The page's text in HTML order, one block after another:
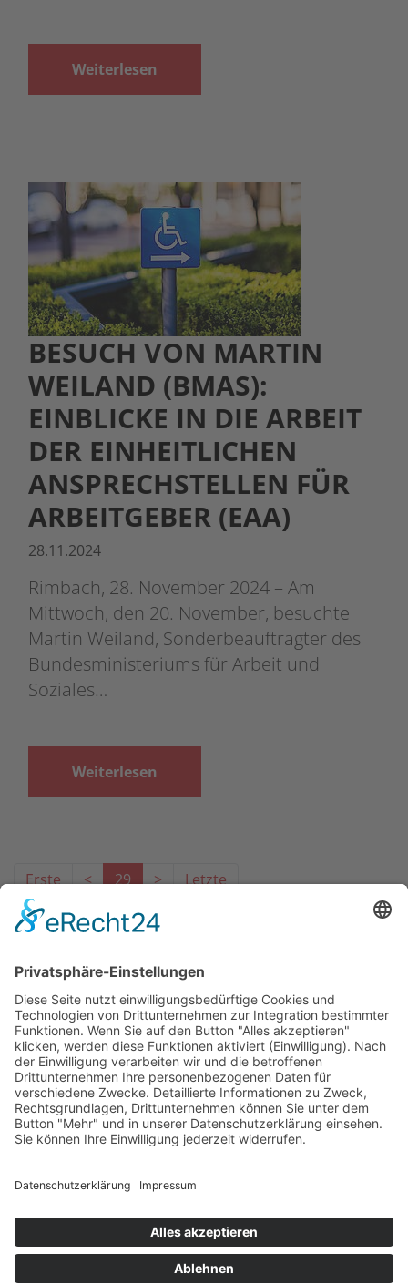
Weiterlesen
BESUCH VON MARTIN
WEILAND (BMAS):
EINBLICKE IN DIE ARBEIT
DER EINHEITLICHEN
ANSPRECHSTELLEN FÜR
ARBEITGEBER (EAA)
28.11.2024
Rimbach, 28. November 2024 – Am
Mittwoch, den 20. November, besuchte
Martin Weiland, Sonderbeauftragter des
Bundesministeriums für Arbeit und
Soziales…
Weiterlesen
Erste < 29 > Letzte
Das Projekt zur Implementierung der Einheitlichen
Ansprechstellen für Arbeitgeber gemäß § 185a SGB IX in
Hessen wird gefördert aus Mitteln des LWV Hessen
Integrationsamtes. Das Projekt wird unter Einbindung
des Hessischen Ministeriums für Arbeit, Integration,
Jugend und Soziales von der Forschungsstelle des
Bildungswerks der Hessischen Wirtschaft e. V.
durchgeführt.